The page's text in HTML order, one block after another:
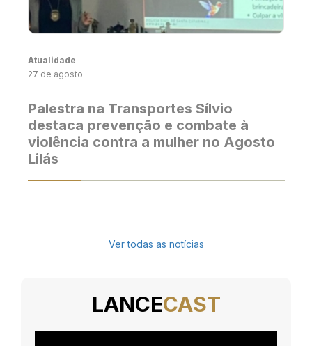
Atualidade
27 de agosto
Palestra na Transportes Sílvio
destaca prevenção e combate à
violência contra a mulher no Agosto
Lilás
Ver todas as notícias
LANCECAST